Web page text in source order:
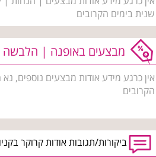
שנית בימים הקרובים
מבצעים באופנה | הלבשה
אין כרגע מידע אודות מבצעים נוספים,
הקרובים
ביקורות/תגובות אודות קרוקר